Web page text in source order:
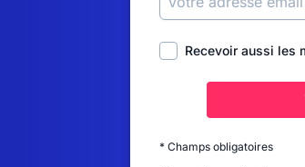
Recevoir aussi les
* Champs obligatoires